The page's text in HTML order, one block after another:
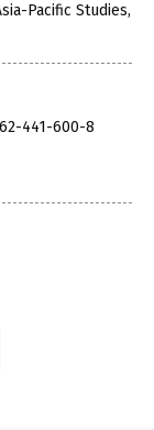
Pacific Studies,
441-600-8